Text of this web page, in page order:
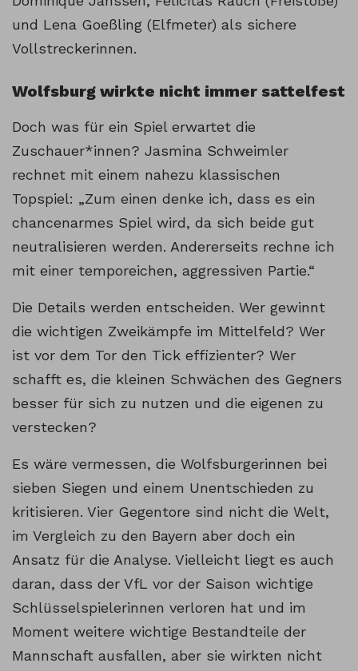
und Lena Goeßling (Elfmeter) als sichere
Vollstreckerinnen.
Wolfsburg wirkte nicht immer sattelfest
Doch was für ein Spiel erwartet die
Zuschauer*innen? Jasmina Schweimler
rechnet mit einem nahezu klassischen
Topspiel: „Zum einen denke ich, dass es ein
chancenarmes Spiel wird, da sich beide gut
neutralisieren werden. Andererseits rechne ich
mit einer temporeichen, aggressiven Partie.“
Die Details werden entscheiden. Wer gewinnt
die wichtigen Zweikämpfe im Mittelfeld? Wer
ist vor dem Tor den Tick effizienter? Wer
schafft es, die kleinen Schwächen des Gegners
besser für sich zu nutzen und die eigenen zu
verstecken?
Es wäre vermessen, die Wolfsburgerinnen bei
sieben Siegen und einem Unentschieden zu
kritisieren. Vier Gegentore sind nicht die Welt,
im Vergleich zu den Bayern aber doch ein
Ansatz für die Analyse. Vielleicht liegt es auch
daran, dass der VfL vor der Saison wichtige
Schlüsselspielerinnen verloren hat und im
Moment weitere wichtige Bestandteile der
Mannschaft ausfallen, aber sie wirkten nicht